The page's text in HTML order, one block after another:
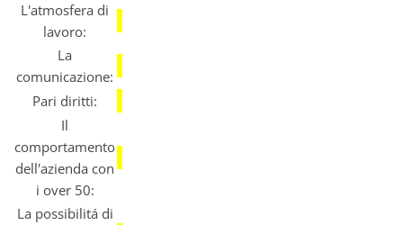
L'atmosfera di
lavoro:
La
comunicazione:
Pari diritti:
Il
comportamento
dell'azienda con
i over 50:
La possibilitá di